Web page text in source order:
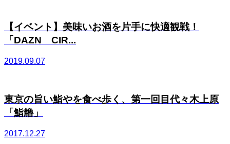
【イベント】美味いお酒を片手に快適観戦！
「DAZN CIR...
2019.09.07
東京の旨い鮨やを食べ歩く、第一回目代々木上原
「鮨艪」
2017.12.27